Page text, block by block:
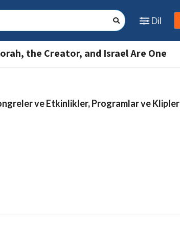
Dil
the Creator, and Israel Are One
ve Etkinlikler, Programlar ve Klipler